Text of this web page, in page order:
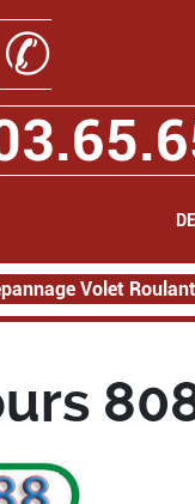
✆
Volet